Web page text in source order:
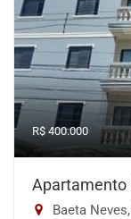
R$ 400.000
Apartamento
Baeta